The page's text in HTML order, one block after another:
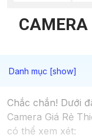
CAMERA
Chắc chắn! Dưới
Camera Giá Rẻ
có thể xem xét: